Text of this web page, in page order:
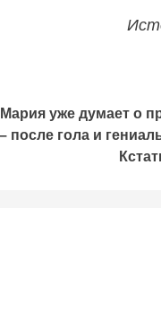
уже думает о
после гола и